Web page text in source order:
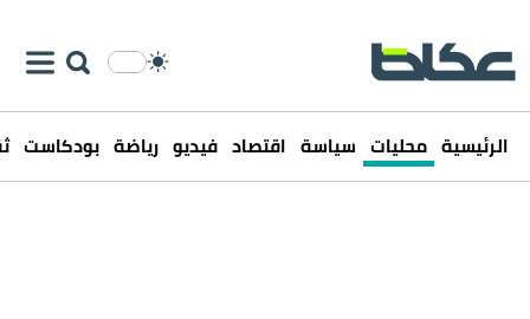
الرئيسية محليات سياسة اقتصاد فيديو رياضة بودكاست